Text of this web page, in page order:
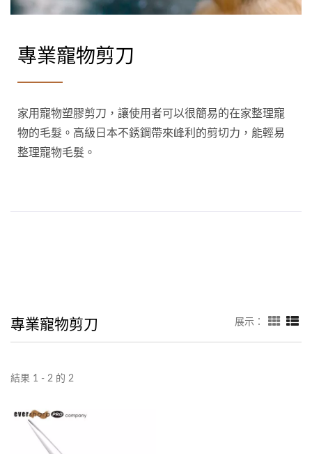
專業寵物剪刀
家用寵物塑膠剪刀，讓使用者可以很簡易的在家整理寵
物的毛髮。高級日本不銹鋼帶來峰利的剪切力，能輕易
整理寵物毛髮。
專業寵物剪刀 展示：
結果 1 - 2 的 2